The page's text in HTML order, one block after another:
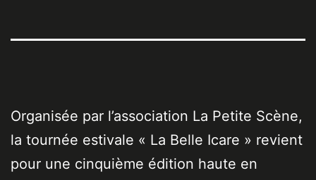
Organisée par l’association La Petite Scène,
la tournée estivale « La Belle Icare » revient
pour une cinquième édition haute en